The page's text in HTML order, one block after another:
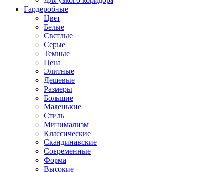
Гардеробные
Цвет
Белые
Светлые
Серые
Темные
Цена
Элитные
Дешевые
Размеры
Большие
Маленькие
Стиль
Минимализм
Классические
Скандинавские
Современные
Форма
Высокие